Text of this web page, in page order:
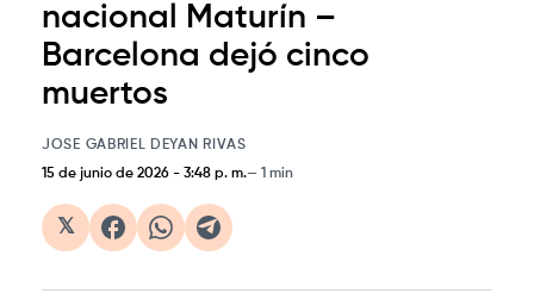
nacional Maturín –
Barcelona dejó cinco
muertos
JOSE GABRIEL DEYAN RIVAS
15 de junio de 2026 - 3:48 p. m. 1 min
𝕏